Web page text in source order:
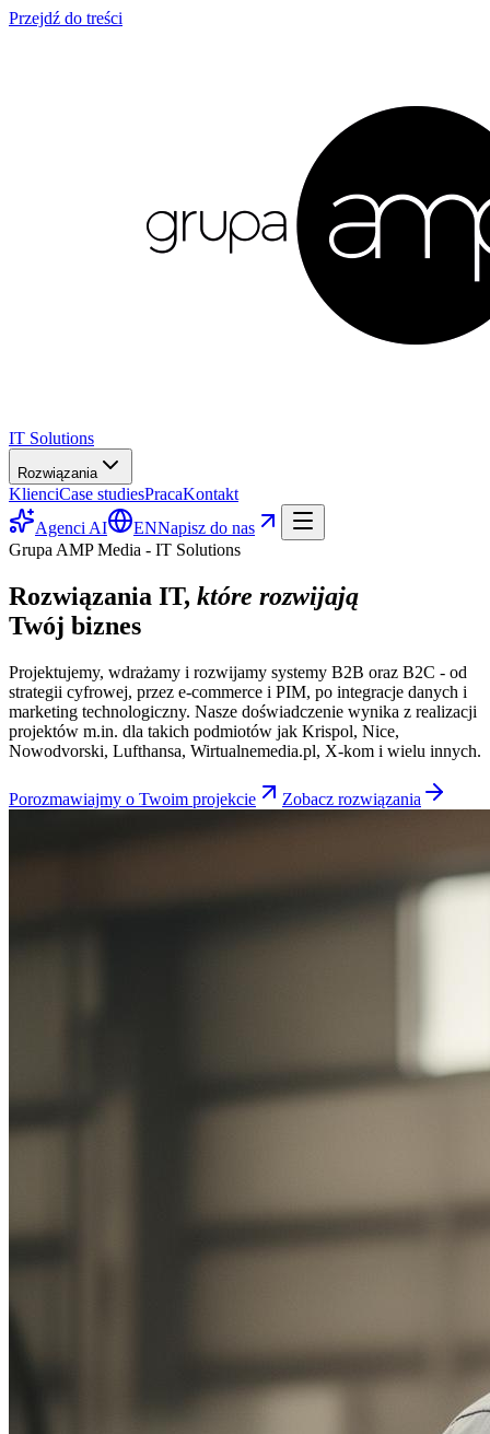
Przejdź do treści
IT Solutions
Rozwiązania
KlienciCase studiesPracaKontakt
Agenci AI
ENNapisz do nas
Grupa AMP Media - IT Solutions
Rozwiązania IT, które rozwijają
Twój biznes
Projektujemy, wdrażamy i rozwijamy systemy B2B oraz B2C - od
strategii cyfrowej, przez e-commerce i PIM, po integracje danych i
marketing technologiczny. Nasze doświadczenie wynika z realizacji
projektów m.in. dla takich podmiotów jak Krispol, Nice,
Nowodvorski, Lufthansa, Wirtualnemedia.pl, X-kom i wielu innych.
Porozmawiajmy o Twoim projekcie Zobacz rozwiązania